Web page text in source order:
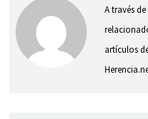
A través
artículos